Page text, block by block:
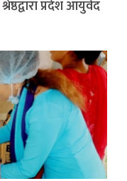
प्रदेश आयुर्वेद